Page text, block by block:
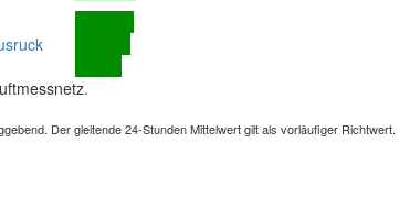
Der gleitende 24-Stunden Mittelwert gilt als vorläufiger Richtwert.